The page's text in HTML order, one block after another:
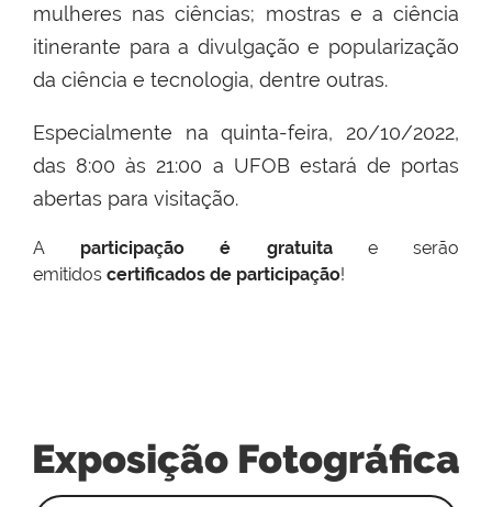
mulheres nas ciências; mostras e a ciência
itinerante para a divulgação e popularização
da ciência e tecnologia, dentre outras.
Especialmente na quinta-feira, 20/10/2022,
das 8:00 às 21:00 a UFOB estará de portas
abertas para visitação.
A participação é gratuitae serão
emitidos certificados de participação!
Exposição Fotográfica